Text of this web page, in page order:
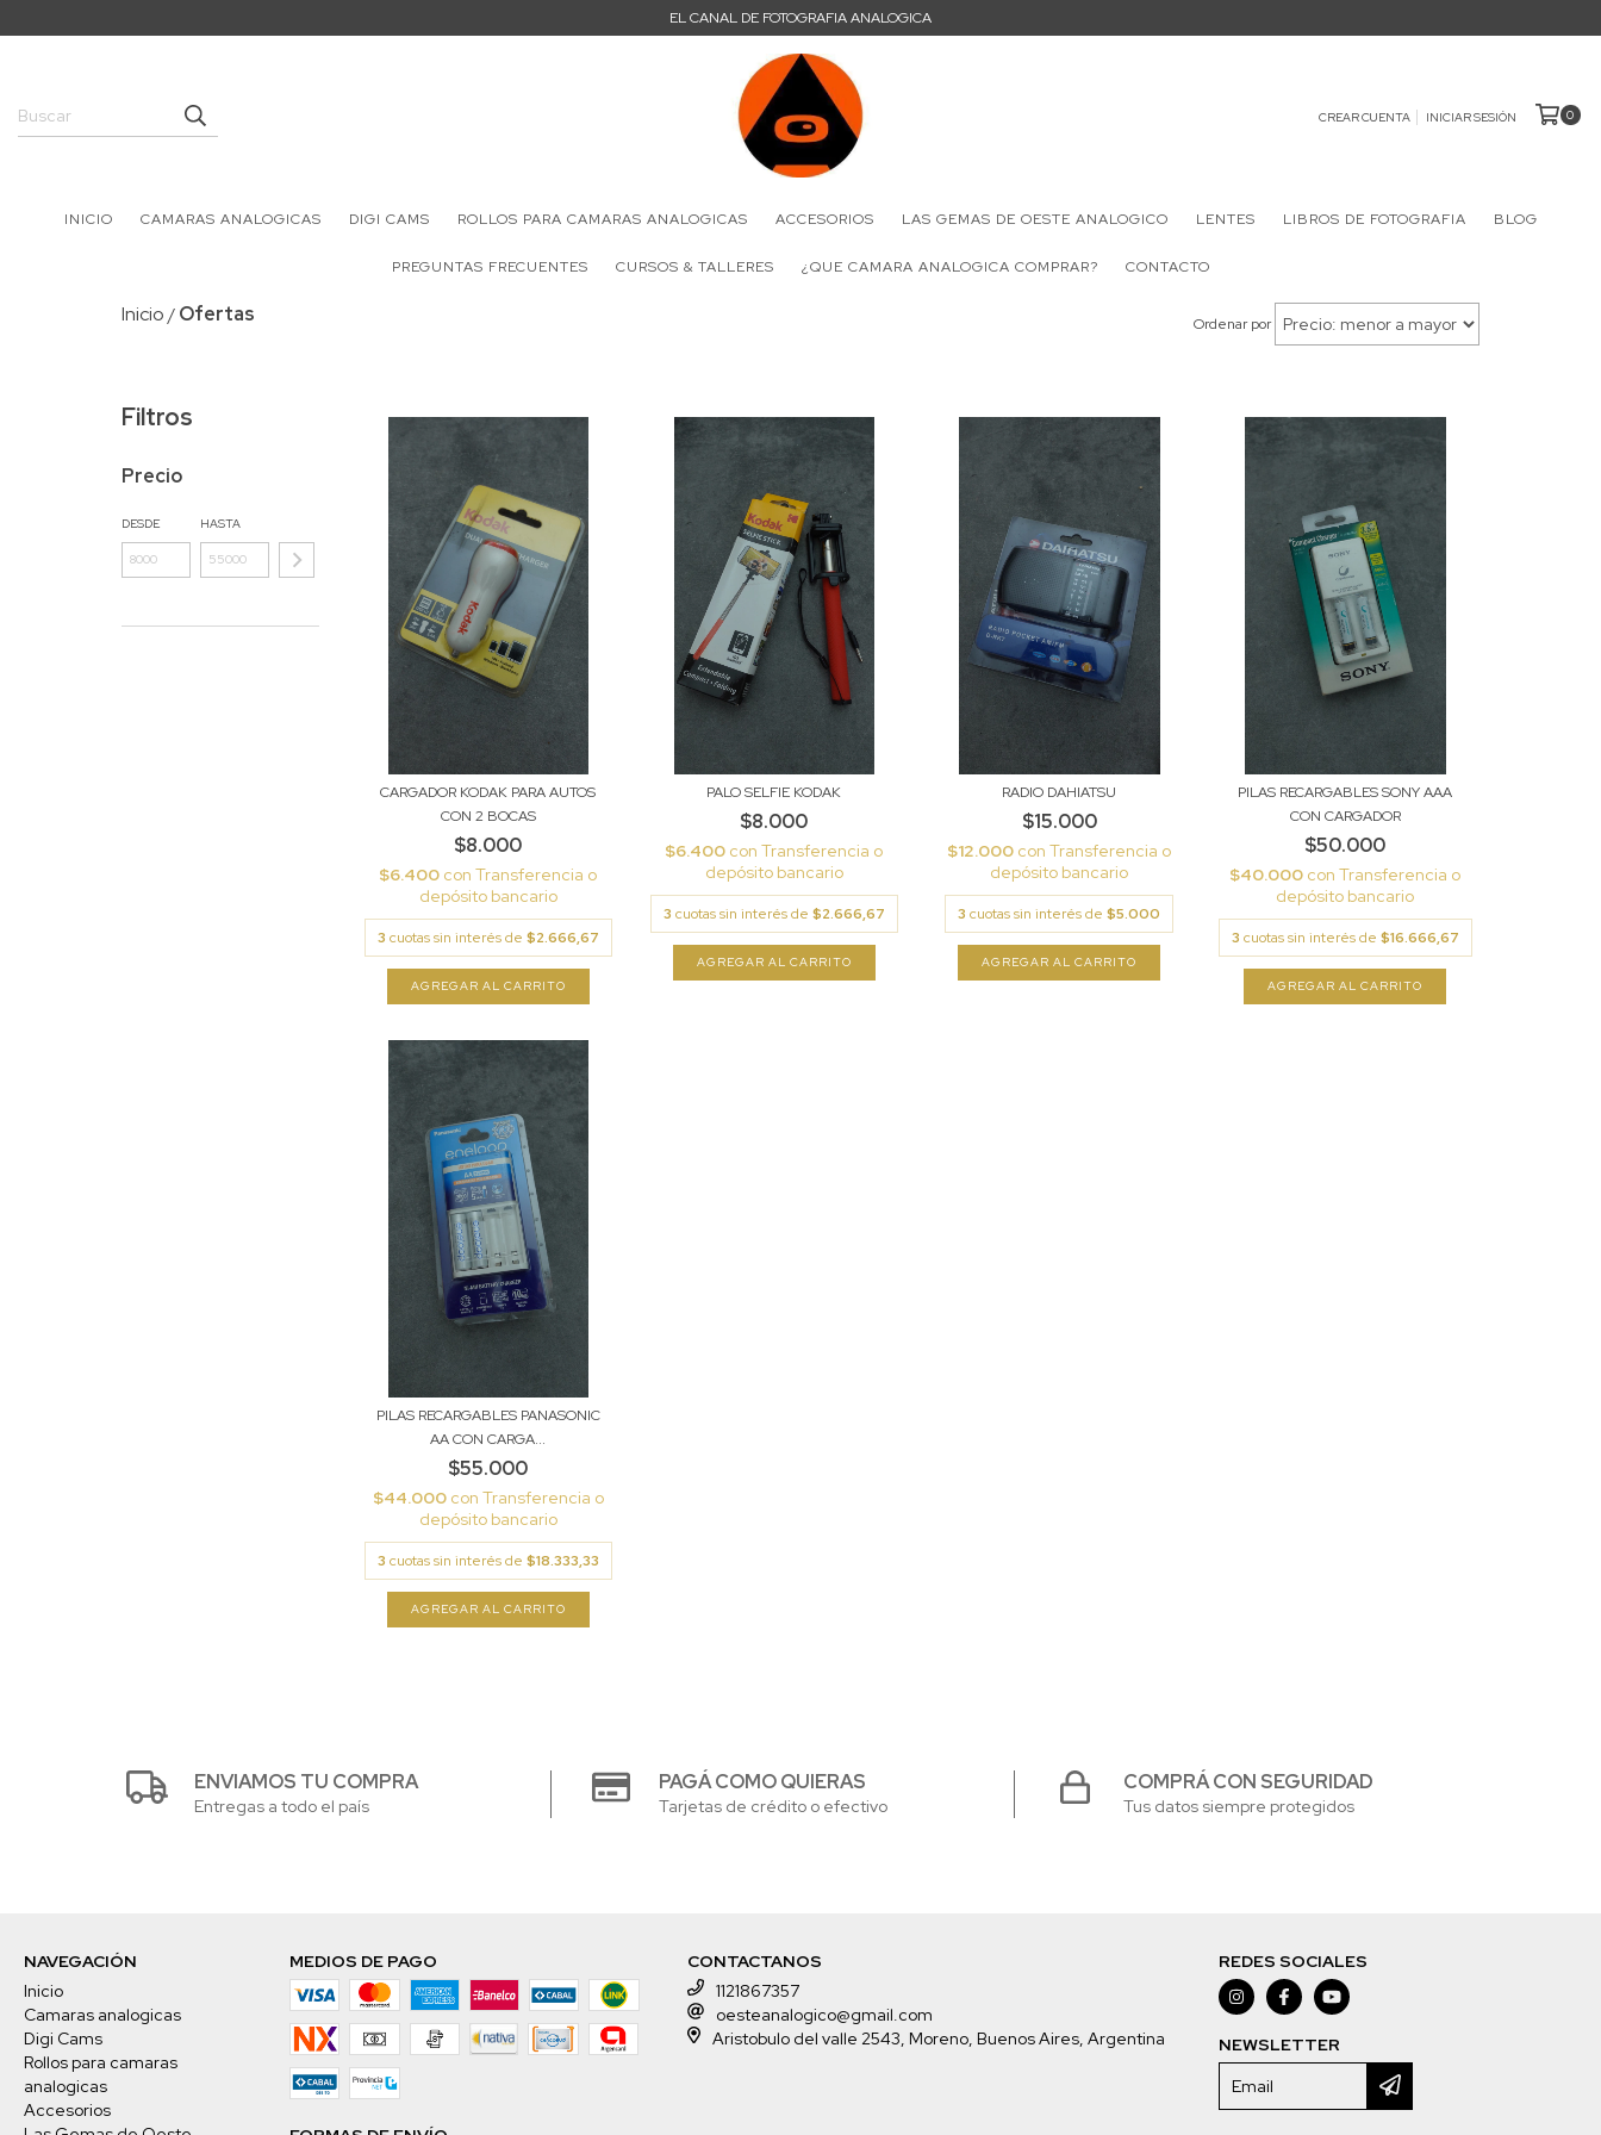
EL CANAL DE FOTOGRAFIA ANALOGICA
CREAR CUENTA INICIAR SESIÓN 0
INICIO CAMARAS ANALOGICAS DIGI CAMS ROLLOS PARA CAMARAS ANALOGICAS ACCESORIOS LAS GEMAS DE OESTE ANALOGICO LENTES LIBROS DE FOTOGRAFIA BLOG
PREGUNTAS FRECUENTES CURSOS & TALLERES ¿QUE CAMARA ANALOGICA COMPRAR? CONTACTO
Inicio / Ofertas Ordenar por
Filtros
Precio
DESDE HASTA
CARGADOR KODAK PARA AUTOS
CON 2 BOCAS
$8.000
$6.400 con Transferencia o
depósito bancario
3 cuotas sin interés de $2.666,67
PALO SELFIE KODAK
$8.000
$6.400 con Transferencia o
depósito bancario
3 cuotas sin interés de $2.666,67
RADIO DAHIATSU
$15.000
$12.000 con Transferencia o
depósito bancario
3 cuotas sin interés de$5.000
PILAS RECARGABLES SONY AAA
CON CARGADOR
$50.000
$40.000 con Transferencia o
depósito bancario
3 cuotas sin interés de $16.666,67
PILAS RECARGABLES PANASONIC
AA CON CARGA...
$55.000
$44.000 con Transferencia o
depósito bancario
3 cuotas sin interés de $18.333,33
ENVIAMOS TU COMPRA
Entregas a todo el país
PAGÁ COMO QUIERAS
Tarjetas de crédito o efectivo
COMPRÁ CON SEGURIDAD
Tus datos siempre protegidos
NAVEGACIÓN
Inicio
Camaras analogicas
Digi Cams
Rollos para camaras
analogicas
Accesorios
MEDIOS DE PAGO
CONTACTANOS
1121867357
oesteanalogico@gmail.com
Aristobulo del valle 2543, Moreno, Buenos Aires, Argentina
REDES SOCIALES
NEWSLETTER